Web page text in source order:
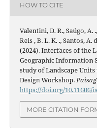
HOW TO CITE
Valentini, D. R., Saúgo, A.
Reis , B. L. K. ., Santos, A.
(2024). Interfaces of the
Geographic Information
study of Landscape
Design Workshop.
https://doi.org/10.11606/
MORE CITATION